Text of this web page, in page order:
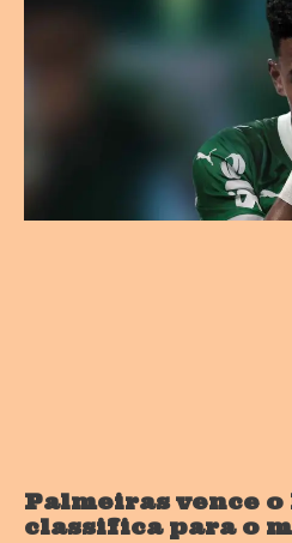
Palmeiras vence
classifica para o